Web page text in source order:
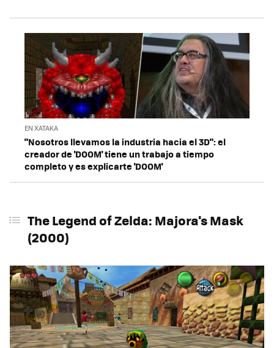
EN XATAKA
"Nosotros llevamos la industria hacia el 3D": el
creador de 'DOOM' tiene un trabajo a tiempo
completo y es explicarte 'DOOM'
The Legend of Zelda: Majora's Mask
(2000)